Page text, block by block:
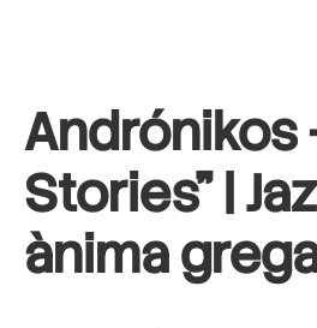
Andrónikos
Stories” |
ànima